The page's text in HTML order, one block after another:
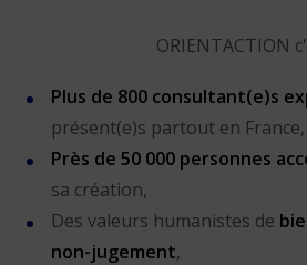
ORIENTACTION
Plus de 800 consultant(e)s
présent(e)s partout en France,
Près de 50 000 personnes
sa création,
Des valeurs humanistes de
non-jugement,